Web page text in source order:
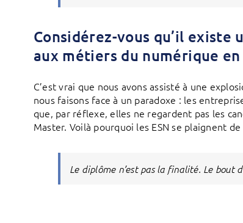
Considérez-vous qu’il
aux métiers du numérique en
C’est vrai que nous avons assisté à une
nous faisons face à un paradoxe : les
que, par réflexe, elles ne regardent pas les
Master. Voilà pourquoi les ESN se plaignent
Le diplôme n’est pas la finalité. Le bout